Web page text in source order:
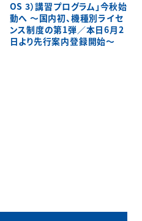
OS 3）講習プログラム」今秋始
動へ ～国内初、機種別ライセ
ンス制度の第1弾／本日6月2
日より先行案内登録開始～